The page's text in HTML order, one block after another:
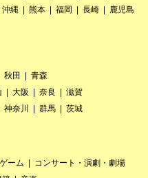
沖縄 熊本 福岡 長崎
鹿児島
秋田
青森
大阪 奈良
滋賀
神奈川 群馬 茨城
ゲーム
コンサート・演劇・劇場